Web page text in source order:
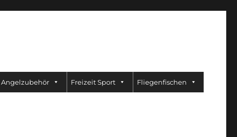
Angelzubehör Freizeit Sport Fliegenfischen